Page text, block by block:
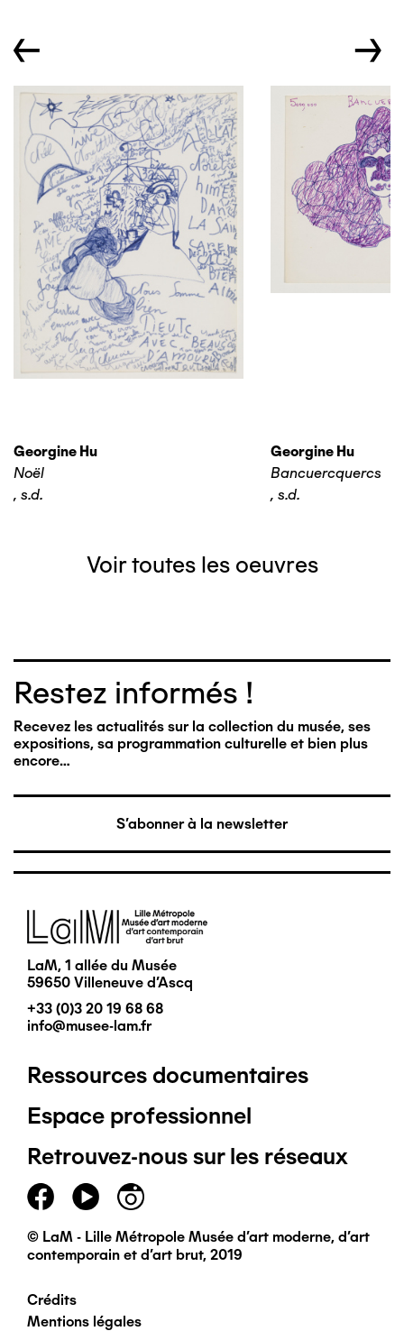
← →
Georgine Hu
Noël
, s.d.
Georgine Hu
Bancuercquercs
, s.d.
Voir toutes les oeuvres
Restez informés !
Recevez les actualités sur la collection du musée, ses
expositions, sa programmation culturelle et bien plus
encore…
S'abonner à la newsletter
Image
LaM, 1 allée du Musée
59650 Villeneuve d'Ascq
+33 (0)3 20 19 68 68
info@musee-lam.fr
Pied
de
page
principal
Ressources documentaires
Espace professionnel
Retrouvez-nous sur les réseaux
© LaM - Lille Métropole Musée d'art moderne, d'art
contemporain et d'art brut, 2019
Pied
Crédits
Mentions légales